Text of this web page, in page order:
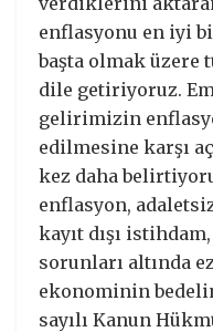
enflasyonu en iyi
başta olmak
dile getiriyoruz.
gelirimizin
edilmesine karşı
kez daha
enflasyon,
kayıt dışı
sorunları altında
ekonominin
sayılı Kanun